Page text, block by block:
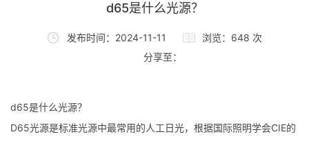
d65是什么光源？
发布时间：2024-11-11
浏览：648 次
分享至：
d65是什么光源？
D65光源是标准光源中最常用的人工日光，根据国际照明学会CIE的